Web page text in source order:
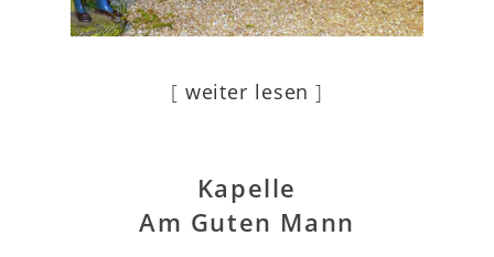
[ weiter lesen ]
Kapelle
Am Guten Mann